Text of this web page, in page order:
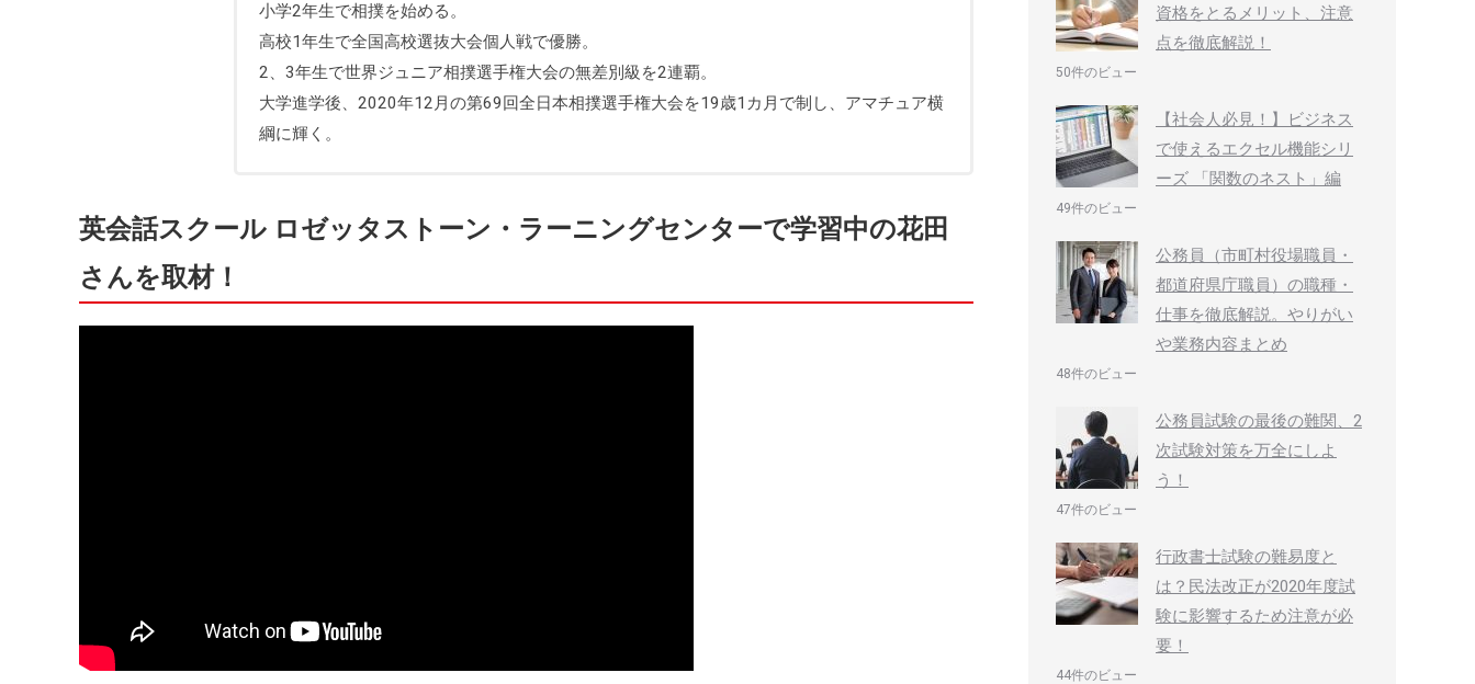
小学2年生で相撲を始める。
高校1年生で全国高校選抜大会個人戦で優勝。
2、3年生で世界ジュニア相撲選手権大会の無差別級を2連覇。
大学進学後、2020年12月の第69回全日本相撲選手権大会を19歳1カ月で制し、アマチュア横
綱に輝く。
英会話スクール ロゼッタストーン・ラーニングセンターで学習中の花田
さんを取材！
資格をとるメリット、注意
点を徹底解説！
50件のビュー
【社会人必見！】ビジネス
で使えるエクセル機能シリ
ーズ 「関数のネスト」編
49件のビュー
公務員（市町村役場職員・
都道府県庁職員）の職種・
仕事を徹底解説。やりがい
や業務内容まとめ
48件のビュー
公務員試験の最後の難関、2
次試験対策を万全にしよ
う！
47件のビュー
行政書士試験の難易度と
は？民法改正が2020年度試
験に影響するため注意が必
要！
44件のビュー